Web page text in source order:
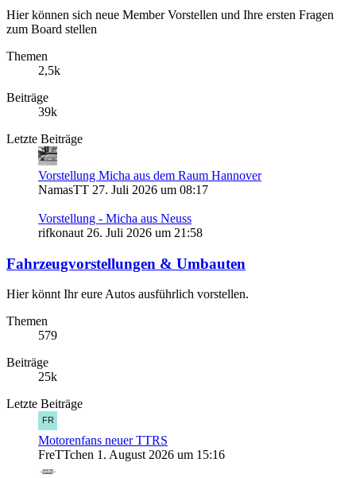
Hier können sich neue Member Vorstellen und Ihre ersten Fragen
zum Board stellen
Themen
2,5k
Beiträge
39k
Letzte Beiträge
Vorstellung Micha aus dem Raum Hannover
NamasTT 27. Juli 2026 um 08:17
Vorstellung - Micha aus Neuss
rifkonaut 26. Juli 2026 um 21:58
Fahrzeugvorstellungen & Umbauten
Hier könnt Ihr eure Autos ausführlich vorstellen.
Themen
579
Beiträge
25k
Letzte Beiträge
Motorenfans neuer TTRS
FreTTchen 1. August 2026 um 15:16